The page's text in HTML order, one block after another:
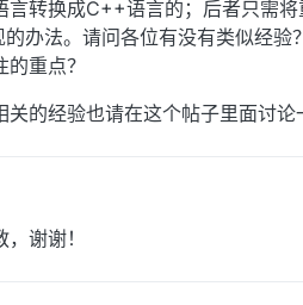
转换成C++语言的；后者只需
办法。请问各位有没有类似经验
重点？
的经验也请在这个帖子里面讨论
谢谢！